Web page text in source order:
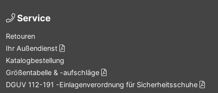
Service
Retouren
Ihr Außendienst
Katalogbestellung
Größentabelle & -aufschläge
DGUV 112-191 -Einlagenverordnung für Sicherheitsschuhe